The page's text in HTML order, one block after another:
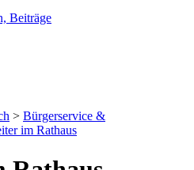
Beiträge
> Bürgerservice &
im Rathaus